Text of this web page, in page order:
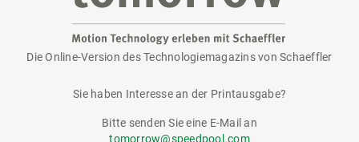
tomorrow
Die Online-Version des Technologiemagazins von Schaeffler
Sie haben Interesse an der Printausgabe?
Bitte senden Sie eine E-Mail an
tomorrow@speedpool.com